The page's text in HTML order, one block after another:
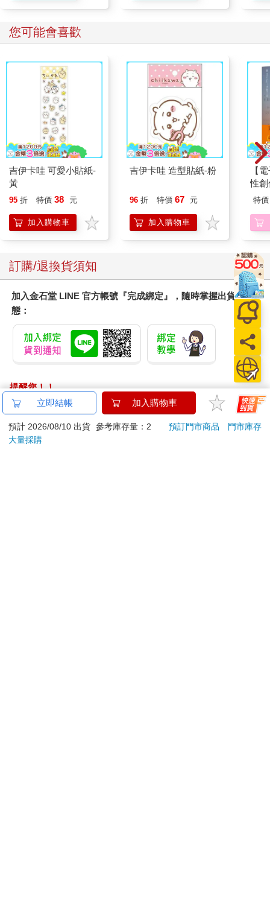
您可能會喜歡
吉伊卡哇 可愛小貼紙-
黃
95 折 特價 38 元
加入購物車
吉伊卡哇 造型貼紙-粉
96 折 特價 67 元
加入購物車
【
性
我
特價
訂購/退換貨須知
加入金石堂 LINE 官方帳號『完成綁定』，隨時掌握出貨動
態：
提醒您！！
金石堂及銀行均不會請您操作ATM! 如接獲電話要求您前往
ATM提款機，請不要聽從指示，以免受騙上當！
退換貨須知：
立即結帳 加入購物車
預計 2026/08/10 出貨 參考庫存量：2 預訂門市商品
門市庫存
大量採購